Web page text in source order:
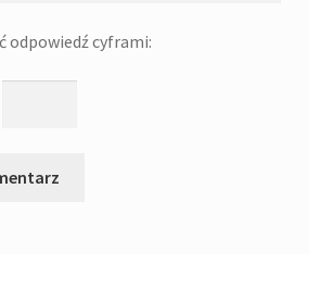
odpowiedź cyframi: